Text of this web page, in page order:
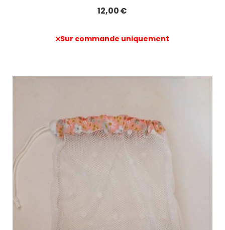
12,00€
Sur commande uniquement